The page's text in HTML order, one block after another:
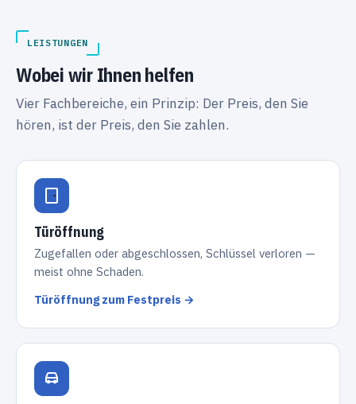
LEISTUNGEN
Wobei wir Ihnen helfen
Vier Fachbereiche, ein Prinzip: Der Preis, den Sie
hören, ist der Preis, den Sie zahlen.
Türöffnung
Zugefallen oder abgeschlossen, Schlüssel verloren —
meist ohne Schaden.
Türöffnung zum Festpreis →